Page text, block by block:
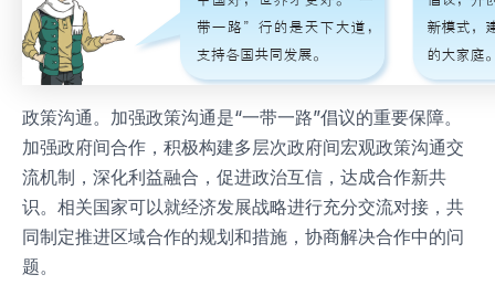
政策沟通。加强政策沟通是“一带一路”倡议的重要保障。
加强政府间合作，积极构建多层次政府间宏观政策沟通交
流机制，深化利益融合，促进政治互信，达成合作新共
识。相关国家可以就经济发展战略进行充分交流对接，共
同制定推进区域合作的规划和措施，协商解决合作中的问
题。